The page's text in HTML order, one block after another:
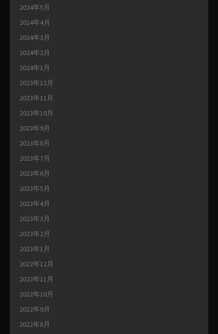
2024年5月
2024年4月
2024年3月
2024年2月
2024年1月
2023年12月
2023年11月
2023年10月
2023年9月
2023年8月
2023年7月
2023年6月
2023年5月
2023年4月
2023年3月
2023年2月
2023年1月
2022年12月
2022年11月
2022年10月
2022年9月
2022年8月